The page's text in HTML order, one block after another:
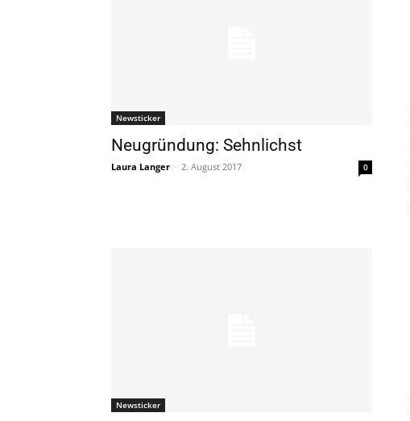
Newsticker
Neugründung: Sehnlichst
Laura Langer - 2. August 2017 0
Newsticker